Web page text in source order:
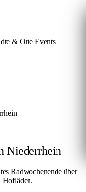
& Orte Events
Niederrhein
Radwochenende über
Hofläden.